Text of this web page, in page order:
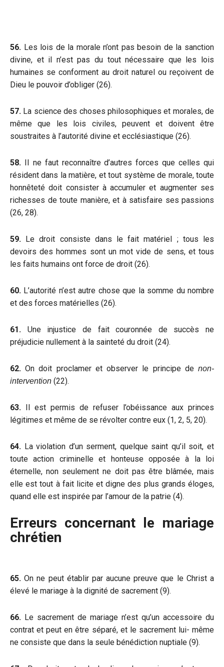
56. Les lois de la morale n’ont pas besoin de la sanction
divine, et il n’est pas du tout nécessaire que les lois
humaines se conforment au droit naturel ou reçoivent de
Dieu le pouvoir d’obliger (26).
57. La science des choses philosophiques et morales, de
même que les lois civiles, peuvent et doivent être
soustraites à l’autorité divine et ecclésiastique (26).
58. II ne faut reconnaître d’autres forces que celles qui
résident dans la matière, et tout système de morale, toute
honnêteté doit consister à accumuler et augmenter ses
richesses de toute manière, et à satisfaire ses passions
(26, 28).
59. Le droit consiste dans le fait matériel ; tous les
devoirs des hommes sont un mot vide de sens, et tous
les faits humains ont force de droit (26).
60. L’autorité n’est autre chose que la somme du nombre
et des forces matérielles (26).
61. Une injustice de fait couronnée de succès ne
préjudicie nullement à la sainteté du droit (24).
62. On doit proclamer et observer le principe de non-
intervention (22).
63. Il est permis de refuser l’obéissance aux princes
légitimes et même de se révolter contre eux (1, 2, 5, 20).
64. La violation d’un serment, quelque saint qu’il soit, et
toute action criminelle et honteuse opposée à la loi
éternelle, non seulement ne doit pas être blâmée, mais
elle est tout à fait licite et digne des plus grands éloges,
quand elle est inspirée par l’amour de la patrie (4).
Erreurs concernant le mariage
chrétien
65. On ne peut établir par aucune preuve que le Christ a
élevé le mariage à la dignité de sacrement (9).
66. Le sacrement de mariage n’est qu’un accessoire du
contrat et peut en être séparé, et le sacrement lui- même
ne consiste que dans la seule bénédiction nuptiale (9).